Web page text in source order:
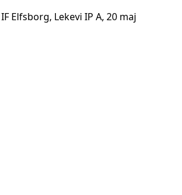
Elfsborg, Lekevi IP A, 20 maj